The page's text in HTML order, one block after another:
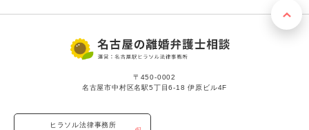
〒450-0002
名古屋市中村区名駅5丁目6-18 伊原ビル4F
ヒラソル法律事務所